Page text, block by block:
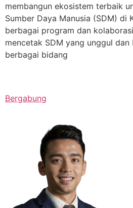
membangun ekosistem terbaik
Sumber Daya Manusia (SDM) di
berbagai program dan
mencetak SDM yang unggul
berbagai bidang
Bergabung